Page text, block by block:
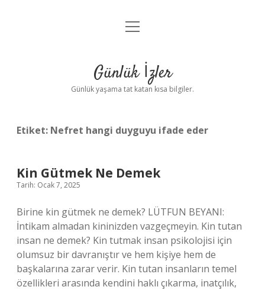
Anasayfa
Yasal Uyarı
menüyü
Günlük İzler
Günlük yaşama tat katan kısa bilgiler.
Etiket: Nefret hangi duyguyu ifade eder
Kin Gütmek Ne Demek
Tarih: Ocak 7, 2025
Birine kin gütmek ne demek? LÜTFUN BEYANI:
İntikam almadan kininizden vazgeçmeyin. Kin tutan
insan ne demek? Kin tutmak insan psikolojisi için
olumsuz bir davranıştır ve hem kişiye hem de
başkalarına zarar verir. Kin tutan insanların temel
özellikleri arasında kendini haklı çıkarma, inatçılık,